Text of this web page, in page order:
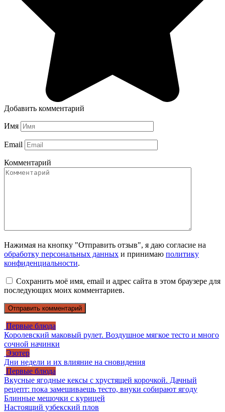
Добавить комментарий
Имя
Email
Комментарий
Нажимая на кнопку "Отправить отзыв", я даю согласие на
обработку персональных данных и принимаю политику
конфиденциальности.
Сохранить моё имя, email и адрес сайта в этом браузере для
последующих моих комментариев.
Первые блюда
Королевский маковый рулет. Воздушное мягкое тесто и много
сочной начинки
Эзотер
Дни недели и их влияние на сновидения
Первые блюда
Вкусные ягодные кексы с хрустящей корочкой. Дачный
рецепт: пока замешиваешь тесто, внуки собирают ягоду
Блинные мешочки с курицей
Настоящий узбекский плов